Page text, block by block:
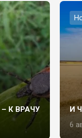
К ВРАЧУ
И
6